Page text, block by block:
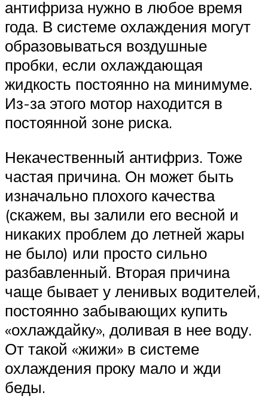
антифриза нужно в любое время
года. В системе охлаждения могут
образовываться воздушные
пробки, если охлаждающая
жидкость постоянно на минимуме.
Из-за этого мотор находится в
постоянной зоне риска.
Некачественный антифриз. Тоже
частая причина. Он может быть
изначально плохого качества
(скажем, вы залили его весной и
никаких проблем до летней жары
не было) или просто сильно
разбавленный. Вторая причина
чаще бывает у ленивых водителей,
постоянно забывающих купить
«охлаждайку», доливая в нее воду.
От такой «жижи» в системе
охлаждения проку мало и жди
беды.